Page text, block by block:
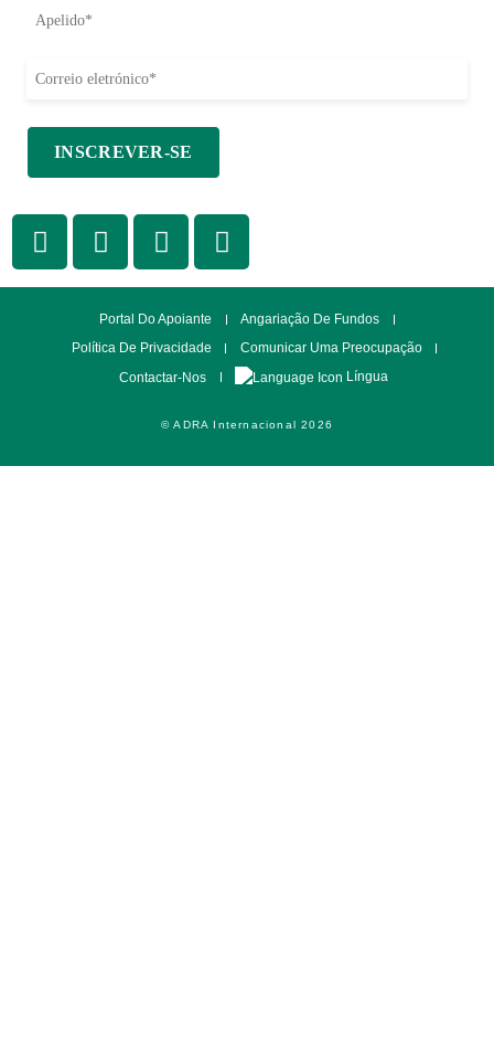
© ADRA Internacional 2026
Portal Do Apoiante
Angariação De Fundos
Política De Privacidade
Comunicar Uma Preocupação
Contactar-Nos
Língua